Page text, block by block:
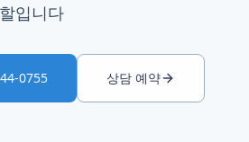
입니다
0755 상담 예약